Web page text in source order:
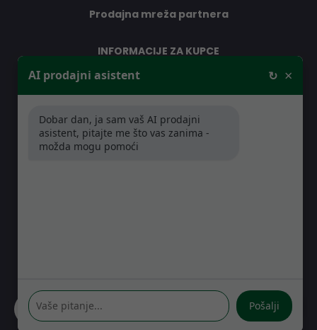
Prodajna mreža partnera
INFORMACIJE ZA KUPCE
O nama
Jamstveni uvjeti
Prodajna mreža partnera
AI prodajni asistent ↻ ×
Dobar dan, ja sam vaš AI prodajni
asistent, pitajte me što vas zanima -
možda mogu pomoći
Pošalji